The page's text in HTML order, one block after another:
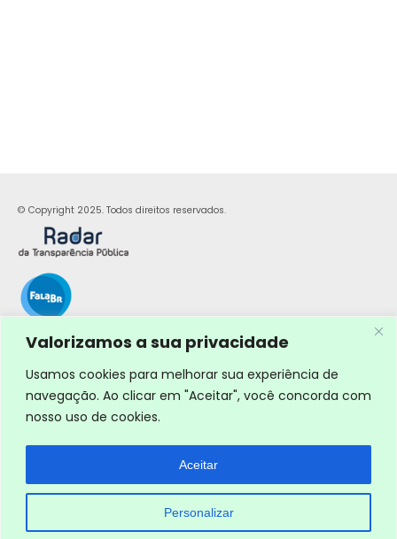
Valorizamos a sua privacidade
Usamos cookies para melhorar sua experiência de
navegação. Ao clicar em "Aceitar", você concorda com
nosso uso de cookies.
Personalizar
Aceitar
© Copyright 2025. Todos direitos reservados.